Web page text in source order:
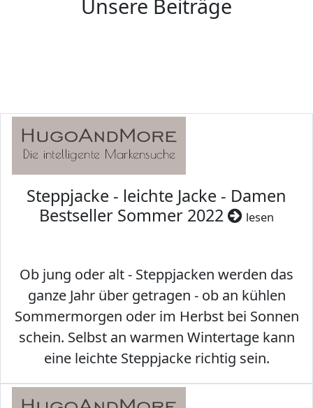
Unsere Beiträge
Steppjacke - leichte Jacke - Damen
Bestseller Sommer 2022
lesen
Ob jung oder alt - Steppjacken werden das
ganze Jahr über getragen - ob an kühlen
Sommermorgen oder im Herbst bei Sonnen
schein. Selbst an warmen Wintertage kann
eine leichte Steppjacke richtig sein.